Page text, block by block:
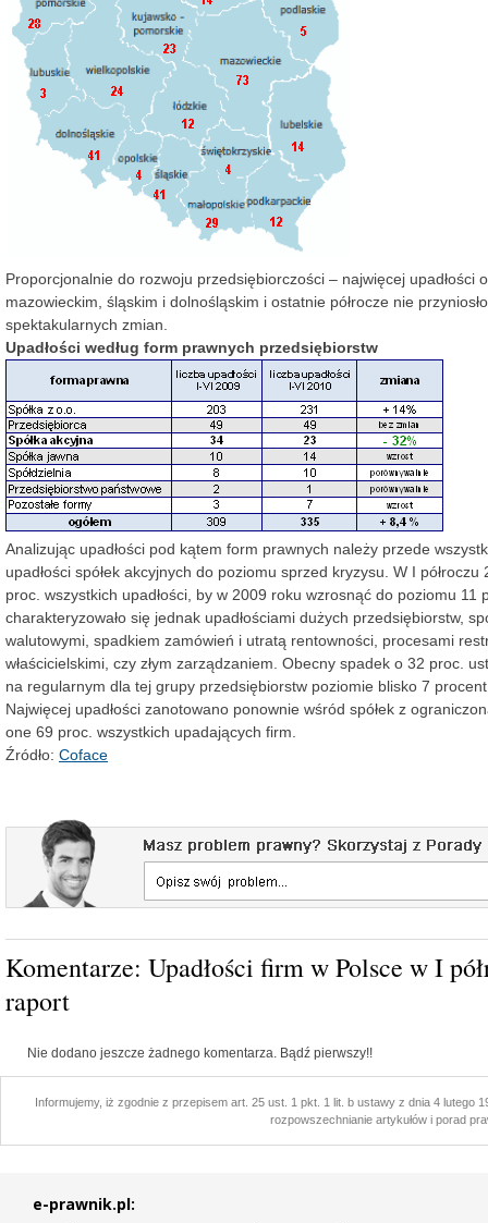
Proporcjonalnie do rozwoju przedsiębiorczości – najwięcej upadłości
mazowieckim, śląskim i dolnośląskim i ostatnie półrocze nie
spektakularnych zmian.
Upadłości według form prawnych przedsiębiorstw
Analizując upadłości pod kątem form prawnych należy przede
upadłości spółek akcyjnych do poziomu sprzed kryzysu. W I półroczu
proc. wszystkich upadłości, by w 2009 roku wzrosnąć do poziomu 11
charakteryzowało się jednak upadłościami dużych przedsiębiorstw,
walutowymi, spadkiem zamówień i utratą rentowności, procesami
właścicielskimi, czy złym zarządzaniem. Obecny spadek o 32 proc.
na regularnym dla tej grupy przedsiębiorstw poziomie blisko 7
Najwięcej upadłości zanotowano ponownie wśród spółek z
one 69 proc. wszystkich upadających firm.
Źródło: Coface
Komentarze: Upadłości firm w Polsce w I
raport
Nie dodano jeszcze żadnego komentarza. Bądź pierwszy!!
Informujemy, iż zgodnie z przepisem art. 25 ust. 1 pkt. 1 lit. b ustawy z dnia 4
rozpowszechnianie artykułów i porad
e-prawnik.pl: